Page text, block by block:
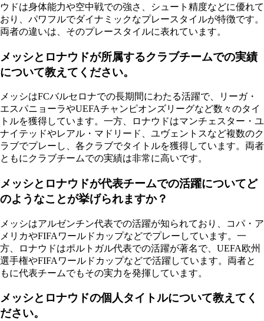
ウドは身体能力や空中戦での強さ、シュート精度などに優れて
おり、パワフルでダイナミックなプレースタイルが特徴です。
両者の違いは、そのプレースタイルに表れています。
メッシとロナウドが所属するクラブチームでの実績
について教えてください。
メッシはFCバルセロナでの長期間にわたる活躍で、リーガ・
エスパニョーラやUEFAチャンピオンズリーグなど数々のタイ
トルを獲得しています。一方、ロナウドはマンチェスター・ユ
ナイテッドやレアル・マドリード、ユヴェントスなど複数のク
ラブでプレーし、各クラブでタイトルを獲得しています。両者
ともにクラブチームでの実績は非常に高いです。
メッシとロナウドが代表チームでの活躍についてど
のようなことが挙げられますか？
メッシはアルゼンチン代表での活躍が知られており、コパ・ア
メリカやFIFAワールドカップなどでプレーしています。一
方、ロナウドはポルトガル代表での活躍が著名で、UEFA欧州
選手権やFIFAワールドカップなどで活躍しています。両者と
もに代表チームでもその実力を発揮しています。
メッシとロナウドの個人タイトルについて教えてく
ださい。